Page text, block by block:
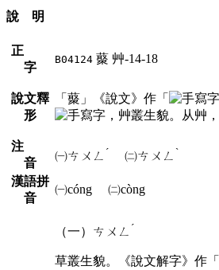
說 明
正
字
B04124 藂 艸-14-18
說文釋
形
「藂」《說文》作「
，艸叢生貌。从艸
注
音
㈠ㄘㄨㄥ ˊ ㈡ㄘㄨㄥ ˋ
漢語拼
音
㈠cóng ㈡còng
（一） ㄘㄨㄥ ˊ
草叢生貌。《說文解字》作